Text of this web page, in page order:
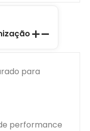
para
performance